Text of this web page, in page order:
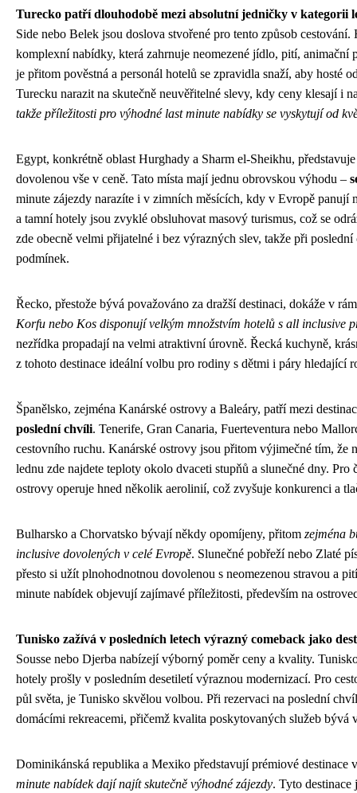
Turecko patří dlouhodobě mezi absolutní jedničky v kategorii
Side nebo Belek jsou doslova stvořené pro tento způsob
komplexní nabídky, která zahrnuje neomezené jídlo, pití,
je přitom pověstná a personál hotelů se zpravidla snaží, aby hosté
Turecku narazit na skutečně neuvěřitelné slevy, kdy ceny klesají i
takže příležitosti pro výhodné last minute nabídky se vyskytují od
Egypt, konkrétně oblast Hurghady a Sharm el-Sheikhu,
dovolenou vše v ceně. Tato místa mají jednu obrovskou výhodu –
minute zájezdy narazíte i v zimních měsících, kdy v Evropě panují
a tamní hotely jsou zvyklé obsluhovat masový turismus, což se
zde obecně velmi přijatelné i bez výrazných slev, takže při
podmínek.
Řecko, přestože bývá považováno za dražší destinaci, dokáže v
Korfu nebo Kos disponují velkým množstvím hotelů s all inclusive
nezřídka propadají na velmi atraktivní úrovně. Řecká kuchyně,
z tohoto destinace ideální volbu pro rodiny s dětmi i páry hledající
Španělsko, zejména Kanárské ostrovy a Baleáry, patří mezi
poslední chvíli. Tenerife, Gran Canaria, Fuerteventura nebo
cestovního ruchu. Kanárské ostrovy jsou přitom výjimečné tím,
lednu zde najdete teploty okolo dvaceti stupňů a slunečné dny.
ostrovy operuje hned několik aerolinií, což zvyšuje konkurenci a
Bulharsko a Chorvatsko bývají někdy opomíjeny, přitom zejména
inclusive dovolených v celé Evropě. Slunečné pobřeží nebo Zlaté
přesto si užít plnohodnotnou dovolenou s neomezenou stravou a
minute nabídek objevují zajímavé příležitosti, především na
Tunisko zažívá v posledních letech výrazný comeback jako
Sousse nebo Djerba nabízejí výborný poměr ceny a kvality.
hotely prošly v posledním desetiletí výraznou modernizací. Pro
půl světa, je Tunisko skvělou volbou. Při rezervaci na poslední
domácími rekreacemi, přičemž kvalita poskytovaných služeb bývá
Dominikánská republika a Mexiko představují prémiové destinace
minute nabídek dají najít skutečně výhodné zájezdy. Tyto